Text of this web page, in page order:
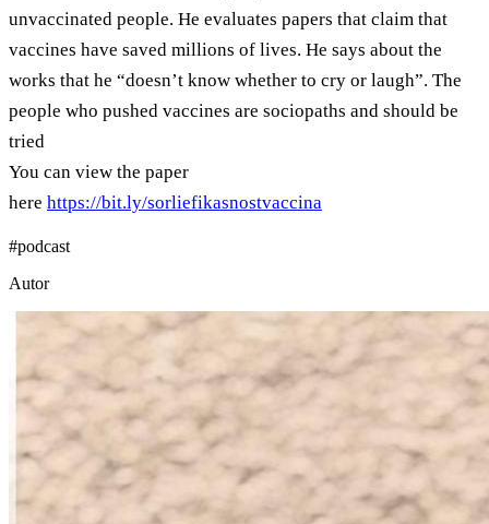
unvaccinated people. He evaluates papers that claim that
vaccines have saved millions of lives. He says about the
works that he “doesn’t know whether to cry or laugh”. The
people who pushed vaccines are sociopaths and should be
tried
You can view the paper
here https://bit.ly/sorliefikasnostvaccina
#podcast
Autor